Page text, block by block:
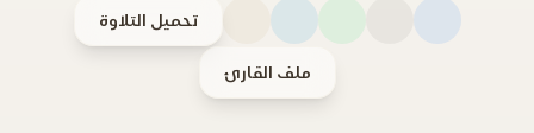
تحميل التلاوة
ملف القارئ